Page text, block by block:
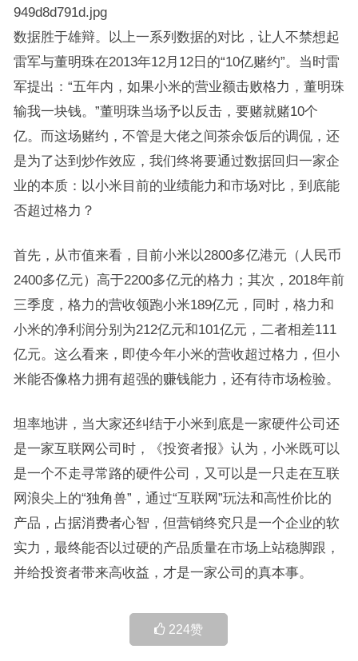
949d8d791d.jpg
数据胜于雄辩。以上一系列数据的对比，让人不禁想起
雷军与董明珠在2013年12月12日的“10亿赌约”。当时雷
军提出：“五年内，如果小米的营业额击败格力，董明珠
输我一块钱。”董明珠当场予以反击，要赌就赌10个
亿。而这场赌约，不管是大佬之间茶余饭后的调侃，还
是为了达到炒作效应，我们终将要通过数据回归一家企
业的本质：以小米目前的业绩能力和市场对比，到底能
否超过格力？
首先，从市值来看，目前小米以2800多亿港元（人民币
2400多亿元）高于2200多亿元的格力；其次，2018年前
三季度，格力的营收领跑小米189亿元，同时，格力和
小米的净利润分别为212亿元和101亿元，二者相差111
亿元。这么看来，即使今年小米的营收超过格力，但小
米能否像格力拥有超强的赚钱能力，还有待市场检验。
坦率地讲，当大家还纠结于小米到底是一家硬件公司还
是一家互联网公司时，《投资者报》认为，小米既可以
是一个不走寻常路的硬件公司，又可以是一只走在互联
网浪尖上的“独角兽”，通过“互联网”玩法和高性价比的
产品，占据消费者心智，但营销终究只是一个企业的软
实力，最终能否以过硬的产品质量在市场上站稳脚跟，
并给投资者带来高收益，才是一家公司的真本事。
224赞